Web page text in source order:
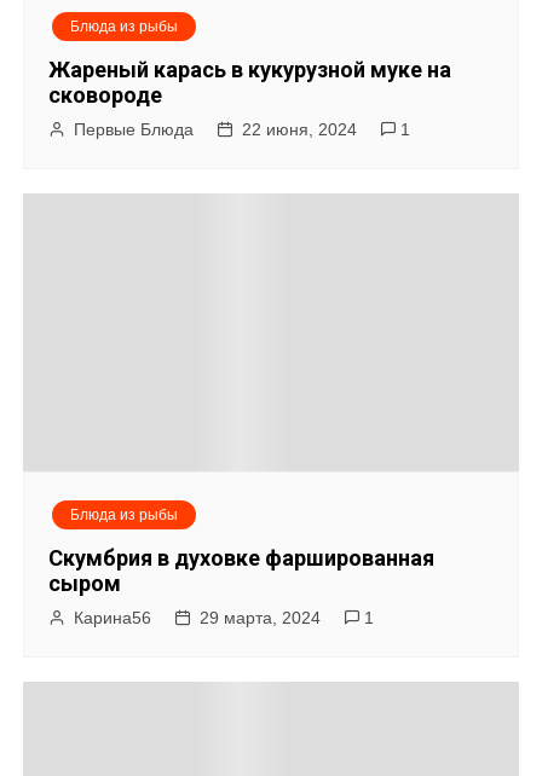
Блюда из рыбы
Жареный карась в кукурузной муке на
сковороде
Первые Блюда 22 июня, 2024 1
Блюда из рыбы
Скумбрия в духовке фаршированная
сыром
Карина56 29 марта, 2024 1